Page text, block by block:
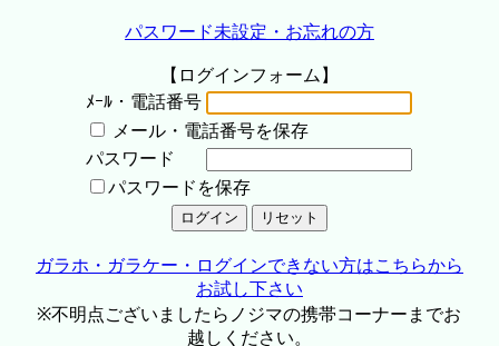
パスワード未設定・お忘れの方
【ログインフォーム】
ﾒｰﾙ・電話番号
メール・電話番号を保存
パスワード
パスワードを保存
ガラホ・ガラケー・ログインできない方はこちらから
お試し下さい
※不明点ございましたらノジマの携帯コーナーまでお
越しください。